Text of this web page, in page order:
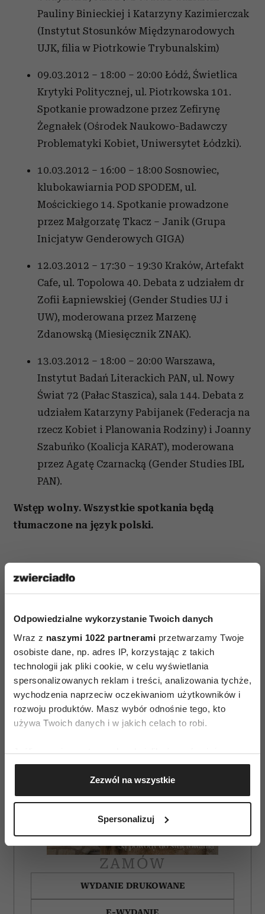
Odpowiedzialne wykorzystanie Twoich danych
Wraz z naszymi 1022 partnerami przetwarzamy Twoje
osobiste dane, np. adres IP, korzystając z takich
technologii jak pliki cookie, w celu wyświetlania
spersonalizowanych reklam i treści, analizowania tychże,
wychodzenia naprzeciw oczekiwaniom użytkowników i
rozwoju produktów. Masz wybór odnośnie tego, kto
używa Twoich danych i w jakich celach to robi.
Jeśli wyrazisz na to zgodę, chcielibyśmy również:
Gromadzić dane dotyczące Twojej lokalizacji
geograficznej z dokładnością nawet do kilku metrów
Identyfikować Twoje urządzenie, aktywnie
(fingerprinting, czyli wirtualny odcisk palca)
dane są przetwarzane oraz ustaw własne preferencje w
. W Deklaracji plików cookie możesz
zmienić lub wycofać swoją zgodę w dowolnej chwili.
Wykorzystujemy pliki cookie do spersonalizowania treści
Zezwól na wszystkie
Spersonalizuj
Pauliny Binieckiej i Katarzyny Kazimierczak
(Instytut Stosunków Międzynarodowych
UJK, filia w Piotrkowie Trybunalskim)
09.03.2012 – 18:00 – 20:00 Łódź, Świetlica
Krytyki Politycznej, ul. Piotrkowska 101.
Spotkanie prowadzone przez Zefirynę
Żegnałek (Ośrodek Naukowo-Badawczy
Problematyki Kobiet, Uniwersytet Łódzki).
10.03.2012 – 16:00 – 18:00 Sosnowiec,
klubokawiarnia POD SPODEM, ul.
Mościckiego 14. Spotkanie prowadzone
przez Małgorzatę Tkacz – Janik (Grupa
Inicjatyw Genderowych GIGA)
12.03.2012 – 17:30 – 19:30 Kraków, Artefakt
Cafe, ul. Topolowa 40. Debata z udziałem dr
Zofii Łapniewskiej (Gender Studies UJ i
UW), moderowana przez Marzenę
Zdanowską (Miesięcznik ZNAK).
13.03.2012 – 18:00 – 20:00 Warszawa,
Instytut Badań Literackich PAN, ul. Nowy
Świat 72 (Pałac Staszica), sala 144. Debata z
udziałem Katarzyny Pabijanek (Federacja na
rzecz Kobiet i Planowania Rodziny) i Joanny
Szabuńko (Koalicja KARAT), moderowana
przez Agatę Czarnacką (Gender Studies IBL
PAN).
Wstęp wolny. Wszystkie spotkania będą
tłumaczone na język polski.
ZAMÓW
WYDANIE DRUKOWANE
E-WYDANIE